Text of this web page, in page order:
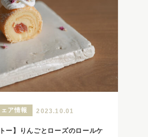
ア情報 2023.10.01
ー】りんごとローズのロールケ